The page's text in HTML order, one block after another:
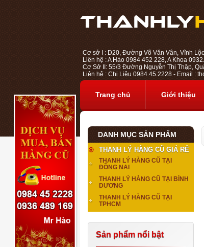
Cơ sở I : D20, Đường Võ Văn Vân, Vĩnh
Liên hệ : A Hào 0984 452 228, A Khoa
Cơ Sở II: 55/3 Đường Nguyễn Thị Thập,
Liên hệ : Chị Liệu 0984.45.2228 - Email :
Trang chủ Giới thiệu
DANH MỤC SẢN PHẨM
THANH LÝ HÀNG CŨ GIÁ RẺ
THANH LÝ HÀNG CŨ TẠI
ĐỒNG NAI
THANH LÝ HÀNG CŨ TẠI BÌNH
DƯƠNG
THANH LÝ HÀNG CŨ TẠI
TPHCM
Sản phẩm nổi bật